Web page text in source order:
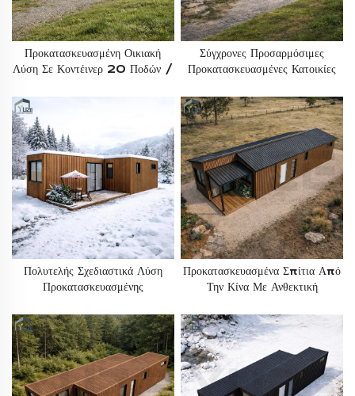
Προκατασκευασμένη Οικιακή
Λύση Σε Κοντέινερ 20 Ποδών /
Περιβάλλον, Με Θερμομόνωση,
Για 2–4 Υπνοδωμάτια, Με
Ορθογώνια Στέγη
Σύγχρονες Προσαρμόσιμες
Προκατασκευασμένες Κατοικίες
Ποδών / 20 Ποδών, Με
Ορθογώνια Στέγη, Για Κατοικία
Πολυτελής Σχεδιαστικά Λύση
Προκατασκευασμένης
Κατοικίας Σε Κοντέινερ,
Μονταρισμένης Δομής, Για
Οικιακή Χρήση Σε Περιοχές Με
Ψυχρό Κλίμα
Προκατασκευασμένα Σπίτια Από
Την Κίνα Με Ανθεκτική
Προκατασκευασμένα Μοντουλάρια
Κατοικίας Σε
Εμπορευματοκιβώτια Με
Ορθογώνια Στέγη